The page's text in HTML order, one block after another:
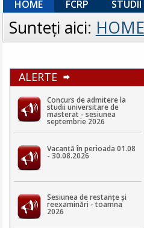
HOME FCRP STUDII
Sunteţi aici: HOME
ALERTE
Concurs de admitere la
studii universitare de
masterat - sesiunea
septembrie 2026
Vacanță în perioada 01.08
- 30.08.2026
Sesiunea de restanțe și
reexaminări - toamna
2026